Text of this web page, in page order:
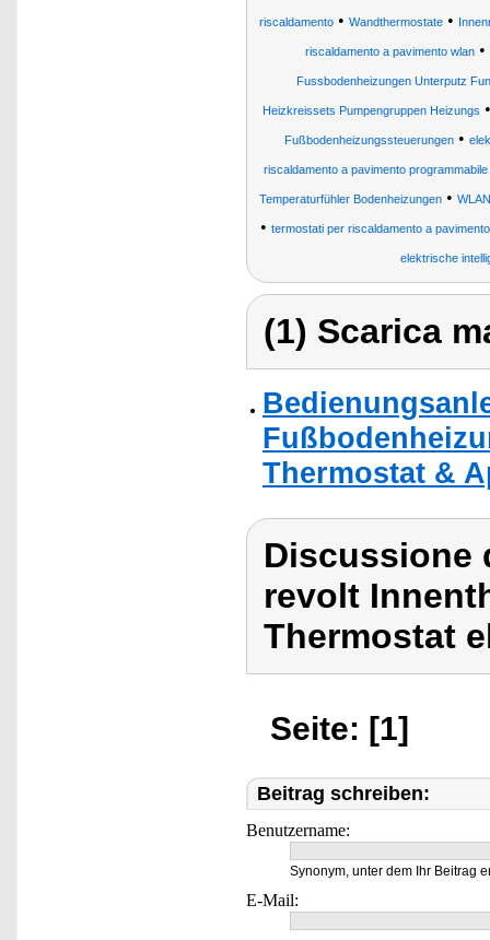
riscaldamento• Wandthermostate•
riscaldamento a pavimento wlan •
Fussbodenheizungen Unterputz
Heizkreissets Pumpengruppen Heizungs
Fußbodenheizungssteuerungen•
riscaldamento a pavimento
Temperaturfühler Bodenheizungen•
• termostati per riscaldamento a
elektrische
(1) Scarica
Thermostat &
Discussione
revolt
Thermostat
Seite: [1]
Beitrag schreiben:
Benutzername:
Synonym, unter dem Ihr Beitrag
E-Mail: